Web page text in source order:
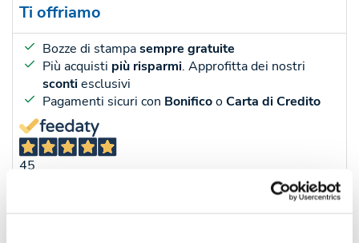
Ti offriamo
Bozze di stampasempre gratuite
Più acquisti più risparmi. Approfitta dei nostri
scontiesclusivi
Pagamenti sicuri con BonificooCarta di Credito
45